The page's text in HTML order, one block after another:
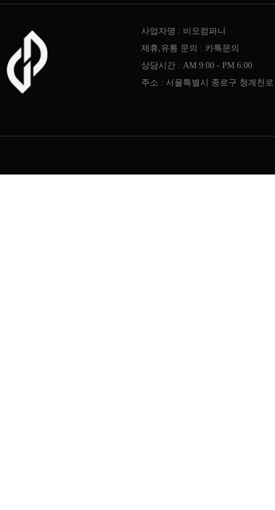
사업자명 : 비오컴퍼니
제휴,유통 문의 : 카톡문의
상담시간 : AM 9:00 - PM 6:00
주소 : 서울특별시 종로구 청계천로